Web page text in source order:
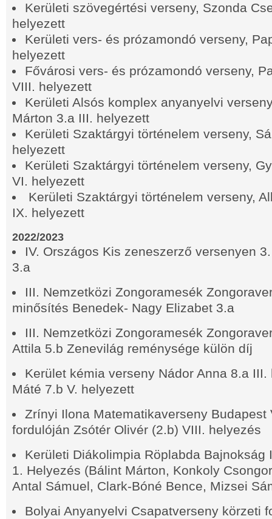
Kerületi szövegértési verseny, Szonda
helyezett
Kerületi vers- és prózamondó verseny,
helyezett
Fővárosi vers- és prózamondó verseny,
VIII. helyezett
Kerületi Alsós komplex anyanyelvi
Márton 3.a III. helyezett
Kerületi Szaktárgyi történelem verseny,
helyezett
Kerületi Szaktárgyi történelem verseny,
VI. helyezett
Kerületi Szaktárgyi történelem verseny,
IX. helyezett
2022/2023
IV. Országos Kis zeneszerző versenyen
3.a
III. Nemzetközi Zongoramesék
minősítés Benedek- Nagy Elizabet 3.a
III. Nemzetközi Zongoramesék
Attila 5.b Zenevilág reménysége külön díj
Kerület kémia verseny Nádor Anna 8.a III.
Máté 7.b V. helyezett
Zrínyi Ilona Matematikaverseny Budapest
fordulóján Zsótér Olivér (2.b) VIII. helyezés
Kerületi Diákolimpia Röplabda Bajnokság
1. Helyezés (Bálint Márton, Konkoly
Antal Sámuel, Clark-Bóné Bence, Mizsei
Bolyai Anyanyelvi Csapatverseny körzeti